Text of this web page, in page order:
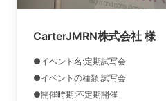
CarterJMRN株式会社 様
●イベント名:定期試写会
●イベントの種類:試写会
●開催時期:不定期開催